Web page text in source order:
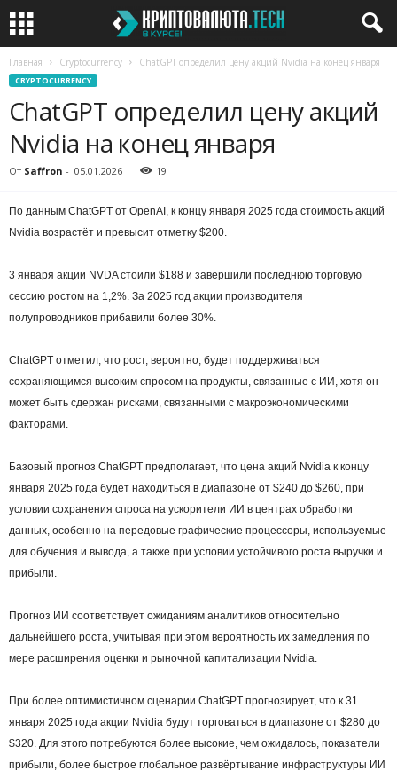
Главная Cryptocurrency ChatGPT определил цену акций Nvidia на конец января
CRYPTOCURRENCY
ChatGPT определил цену акций
Nvidia на конец января
От Saffron - 05.01.2026 19
По данным ChatGPT от OpenAI, к концу января 2025 года стоимость акций
Nvidia возрастёт и превысит отметку $200.
3 января акции NVDA стоили $188 и завершили последнюю торговую
сессию ростом на 1,2%. За 2025 год акции производителя
полупроводников прибавили более 30%.
ChatGPT отметил, что рост, вероятно, будет поддерживаться
сохраняющимся высоким спросом на продукты, связанные с ИИ, хотя он
может быть сдержан рисками, связанными с макроэкономическими
факторами.
Базовый прогноз ChatGPT предполагает, что цена акций Nvidia к концу
января 2025 года будет находиться в диапазоне от $240 до $260, при
условии сохранения спроса на ускорители ИИ в центрах обработки
данных, особенно на передовые графические процессоры, используемые
для обучения и вывода, а также при условии устойчивого роста выручки и
прибыли.
Прогноз ИИ соответствует ожиданиям аналитиков относительно
дальнейшего роста, учитывая при этом вероятность их замедления по
мере расширения оценки и рыночной капитализации Nvidia.
При более оптимистичном сценарии ChatGPT прогнозирует, что к 31
января 2025 года акции Nvidia будут торговаться в диапазоне от $280 до
$320. Для этого потребуются более высокие, чем ожидалось, показатели
прибыли, более быстрое глобальное развёртывание инфраструктуры ИИ